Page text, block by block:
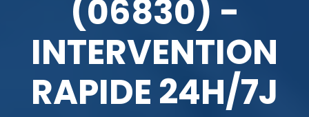
(06830) -
INTERVENTION
RAPIDE 24H/7J